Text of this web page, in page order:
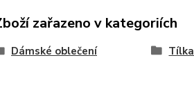
zařazeno v kategoriích
Dámské oblečení Tílka